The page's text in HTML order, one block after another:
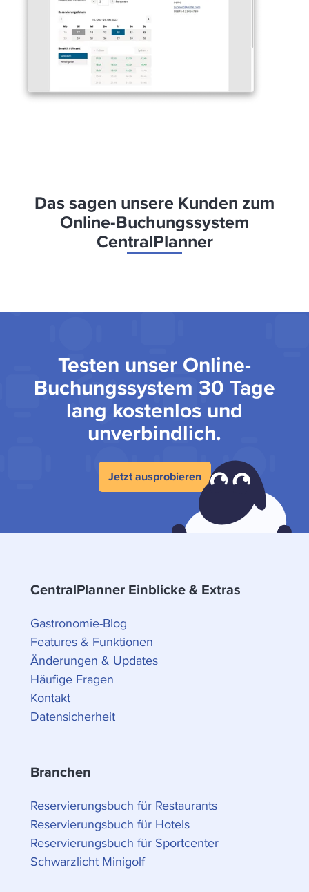
Das sagen unsere Kunden zum
Online-Buchungssystem
CentralPlanner
Testen unser Online-
Buchungssystem 30 Tage
lang kostenlos und
unverbindlich.
Jetzt ausprobieren
CentralPlanner Einblicke & Extras
Gastronomie-Blog
Features & Funktionen
Änderungen & Updates
Häufige Fragen
Kontakt
Datensicherheit
Branchen
Reservierungsbuch für Restaurants
Reservierungsbuch für Hotels
Reservierungsbuch für Sportcenter
Schwarzlicht Minigolf